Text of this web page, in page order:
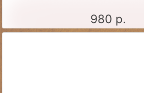
980 р.